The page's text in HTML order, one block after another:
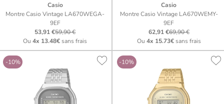
Casio
Montre Casio Vintage LA670WEGA-
9EF
53,91 €59,90 €
Ou4x 13.48€sans frais
Casio
Montre Casio Vintage LA670WEMY-
9EF
62,91 €69,90 €
Ou 4x 15.73€sans frais
-10% -10%